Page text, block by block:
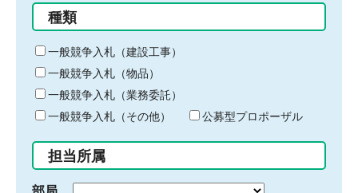
る
キ
ー
ワ
ー
ド
入
力
種類
一般競争入札（建設工事）
一般競争入札（物品）
一般競争入札（業務委託）
一般競争入札（その他）
公募型プロポーザル
担当所属